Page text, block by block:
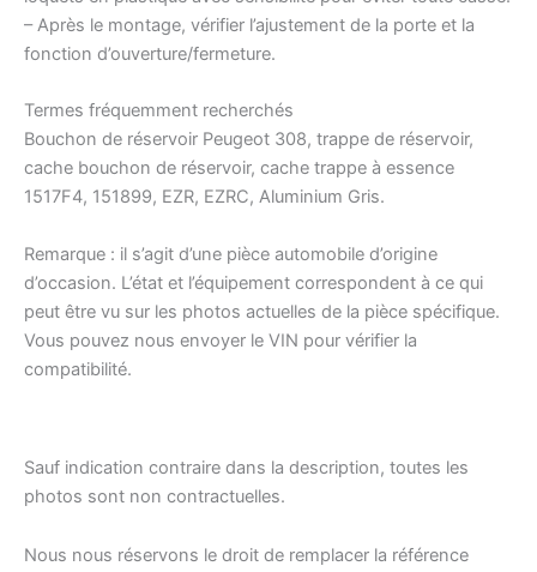
– Après le montage, vérifier l’ajustement de la porte et la
fonction d’ouverture/fermeture.
Termes fréquemment recherchés
Bouchon de réservoir Peugeot 308, trappe de réservoir,
cache bouchon de réservoir, cache trappe à essence
1517F4, 151899, EZR, EZRC, Aluminium Gris.
Remarque : il s’agit d’une pièce automobile d’origine
d’occasion. L’état et l’équipement correspondent à ce qui
peut être vu sur les photos actuelles de la pièce spécifique.
Vous pouvez nous envoyer le VIN pour vérifier la
compatibilité.
Sauf indication contraire dans la description, toutes les
photos sont non contractuelles.
Nous nous réservons le droit de remplacer la référence